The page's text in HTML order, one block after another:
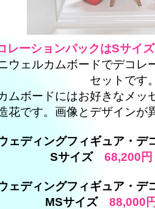
レーションパックはSサイ
ウェルカムボードでデコレ
セットです
ムボードにはお好きなメッ
花です。画像とデザイン
ェディングフィギュア・デ
Sサイズ 68,200円
ェディングフィギュア・デ
MSサイズ 88,000